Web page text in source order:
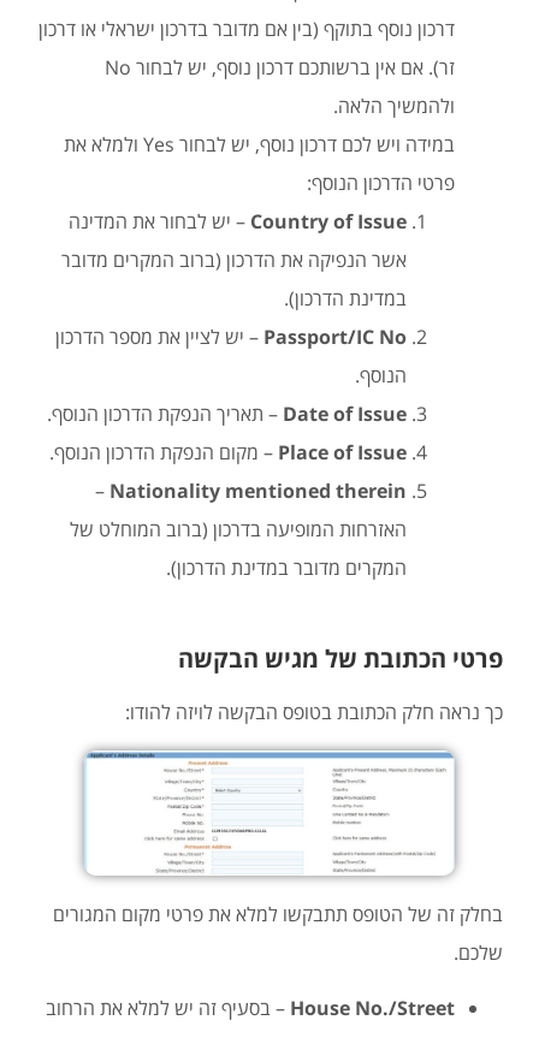
דרכון נוסף בתוקף (בין אם מדובר בדרכון ישראלי או דרכון
זר). אם אין ברשותכם דרכון נוסף, יש לבחור No
ולהמשיך הלאה.
במידה ויש לכם דרכון נוסף, יש לבחור Yes ולמלא את
פרטי הדרכון הנוסף:
Country of Issue – יש לבחור את המדינה
אשר הנפיקה את הדרכון (ברוב המקרים מדובר
במדינת הדרכון).
Passport/IC No – יש לציין את מספר הדרכון
הנוסף.
Date of Issue – תאריך הנפקת הדרכון הנוסף.
Place of Issue – מקום הנפקת הדרכון הנוסף.
Nationality mentioned therein
–
האזרחות המופיעה בדרכון (ברוב המוחלט של
המקרים מדובר במדינת הדרכון).
פרטי הכתובת של מגיש הבקשה
כך נראה חלק הכתובת בטופס הבקשה לויזה להודו:
בחלק זה של הטופס תתבקשו למלא את פרטי מקום המגורים
שלכם.
House No./Street – בסעיף זה יש למלא את הרחוב